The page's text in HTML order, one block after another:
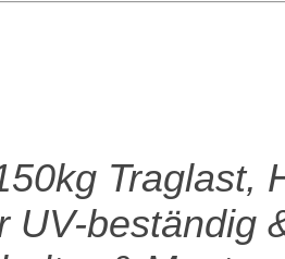
Traglast,
beständig